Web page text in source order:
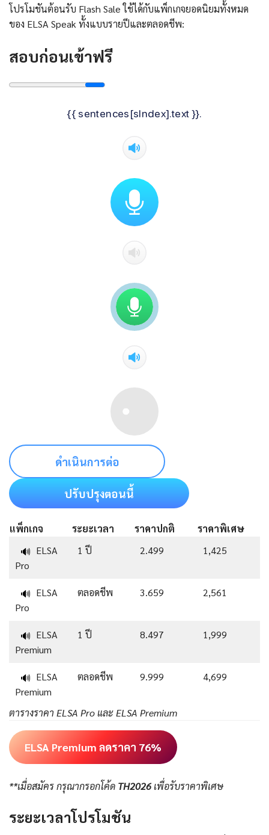
โปรโมชันต้อนรับ Flash Sale ใช้ได้กับแพ็กเกจยอดนิยมทั้งหมด
ของ ELSA Speak ทั้งแบบรายปีและตลอดชีพ:
สอบก่อนเข้าฟรี
{{ sentences[sIndex].text }}.
ดำเนินการต่อ
ปรับปรุงตอนนี้
แพ็กเกจ ระยะเวลา ราคาปกติ
ราคาพิเศษ
🔊 ELSA
Pro
1 ปี 2.499 1,425
🔊 ELSA
Pro
ตลอดชีพ 3.659 2,561
🔊 ELSA
Premium
1 ปี 8.497 1,999
🔊 ELSA
Premium
ตลอดชีพ 9.999 4,699
ตารางราคา ELSA Pro และ ELSA Premium
ELSA Premium ลดราคา 76%
**เมื่อสมัคร กรุณากรอกโค้ด TH2026เพื่อรับราคาพิเศษ
ระยะเวลาโปรโมชัน